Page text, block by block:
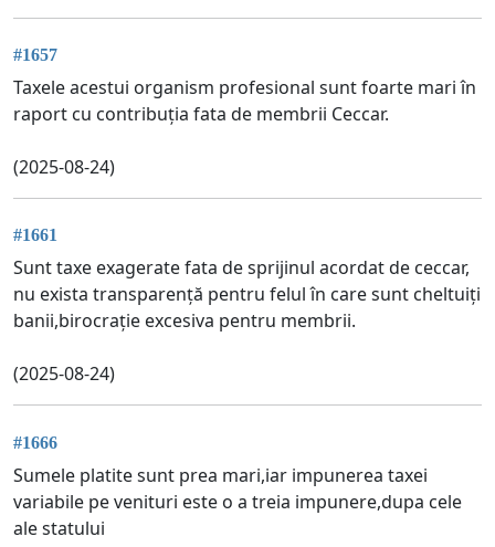
#1657
Taxele acestui organism profesional sunt foarte mari în
raport cu contribuția fata de membrii Ceccar.
(2025-08-24)
#1661
Sunt taxe exagerate fata de sprijinul acordat de ceccar,
nu exista transparență pentru felul în care sunt cheltuiți
banii,birocrație excesiva pentru membrii.
(2025-08-24)
#1666
Sumele platite sunt prea mari,iar impunerea taxei
variabile pe venituri este o a treia impunere,dupa cele
ale statului